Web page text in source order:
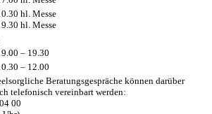
hl. Messe
hl. Messe
– 19.30
– 12.00
Beratungsgespräche können darüber
telefonisch vereinbart werden:
00